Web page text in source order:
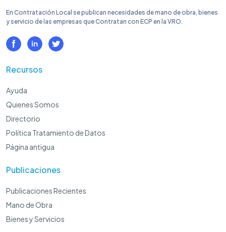
En Contratación Local se publican necesidades de mano de obra, bienes
y servicio de las empresas que Contratan con ECP en la VRO.
Recursos
Ayuda
Quienes Somos
Directorio
Política Tratamiento de Datos
Página antigua
Publicaciones
Publicaciones Recientes
Mano de Obra
Bienes y Servicios